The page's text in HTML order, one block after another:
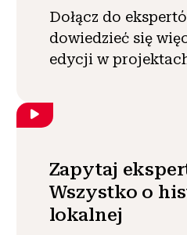
Dołącz do
dowiedzieć się
edycji w
Zapytaj
Wszystko o
lokalnej